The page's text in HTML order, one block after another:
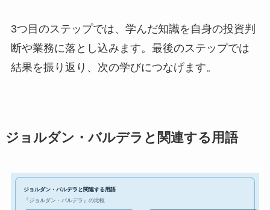
3つ目のステップでは、学んだ知識を自身の投資判
断や業務に落とし込みます。最後のステップでは
結果を振り返り、次の学びにつなげます。
ジョルダン・バルデラと関連する用語
ジョルダン・バルデラと関連する用語
『ジョルダン・バルデラ』の比較